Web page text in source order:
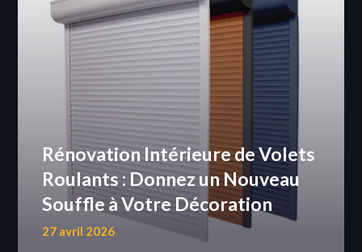
Rénovation Intérieure de Volets
Roulants : Donnez un Nouveau
Souffle à Votre Décoration
27 avril 2026